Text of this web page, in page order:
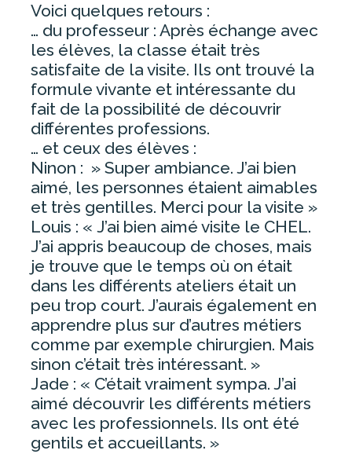
PAYER
Voici quelques retours :
… du professeur : Après échange avec
les élèves, la classe était très
satisfaite de la visite. Ils ont trouvé la
formule vivante et intéressante du
fait de la possibilité de découvrir
différentes professions.
… et ceux des élèves :
Ninon : » Super ambiance. J’ai bien
aimé, les personnes étaient aimables
et très gentilles. Merci pour la visite »
Louis : « J’ai bien aimé visite le CHEL.
J’ai appris beaucoup de choses, mais
je trouve que le temps où on était
dans les différents ateliers était un
peu trop court. J’aurais également en
apprendre plus sur d’autres métiers
comme par exemple chirurgien. Mais
sinon c’était très intéressant. »
Jade : « C’était vraiment sympa. J’ai
aimé découvrir les différents métiers
avec les professionnels. Ils ont été
gentils et accueillants. »